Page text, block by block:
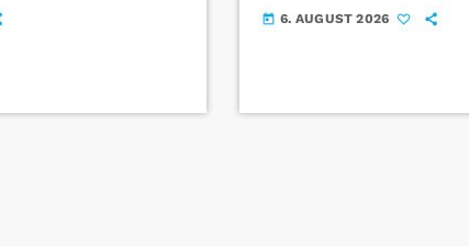
today 6. AUGUST 2026